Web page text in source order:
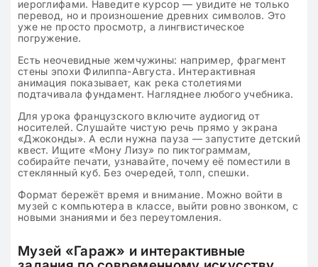
иероглифами. Наведите курсор — увидите не только
перевод, но и произношение древних символов. Это
уже не просто просмотр, а лингвистическое
погружение.
Есть неочевидные жемчужины: например, фрагмент
стены эпохи Филиппа-Августа. Интерактивная
анимация показывает, как река столетиями
подтачивала фундамент. Нагляднее любого учебника.
Для урока французского включите аудиогид от
носителей. Слушайте чистую речь прямо у экрана
«Джоконды». А если нужна пауза — запустите детский
квест. Ищите «Мону Лизу» по пиктограммам,
собирайте печати, узнавайте, почему её поместили в
стеклянный куб. Без очередей, толп, спешки.
Формат бережёт время и внимание. Можно войти в
музей с компьютера в классе, выйти ровно звонком, с
новыми знаниями и без переутомления.
Музей «Гараж» и интерактивные